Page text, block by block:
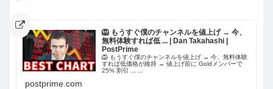
🦁 もうすぐ僕のチャンネルを値上げ → 今、
無料体験すれば低 ... | Dan Takahashi |
PostPrime
🦁 もうすぐ僕のチャンネルを値上げ → 今、無料体験
すれば低価格が維持 → 値上げ前に Goldメンバーで
25% 割引 ... ...
postprime.com